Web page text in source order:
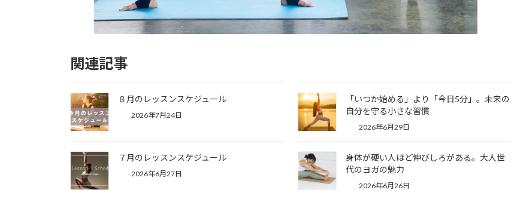
関連記事
８月のレッスンスケジュール
2026年7月24日
「いつか始める」より「今日5分」。未来の
自分を守る小さな習慣
2026年6月29日
７月のレッスンスケジュール
2026年6月27日
身体が硬い人ほど伸びしろがある。大人世
代のヨガの魅力
2026年6月26日